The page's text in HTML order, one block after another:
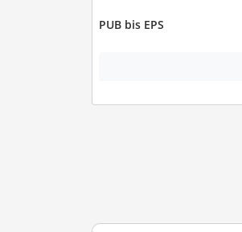
PUB bis EPS